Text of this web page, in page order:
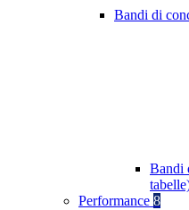
Bandi di
Bandi
Performance 8